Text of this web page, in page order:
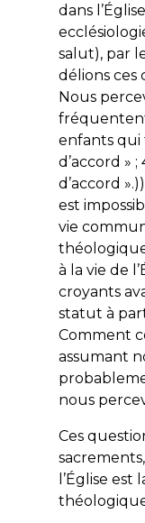
dans
salut), par
délions ces
Nous
fréquentent
enfants qui
d’accord »
d’accord
est
vie
à la vie de
croyants
statut à
Comment
assumant
nous
Ces
l’Église